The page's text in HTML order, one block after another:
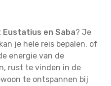
Eustatius en Saba? Je
je hele reis bepalen, of
energie van de
rust te vinden in de
te ontspannen bij